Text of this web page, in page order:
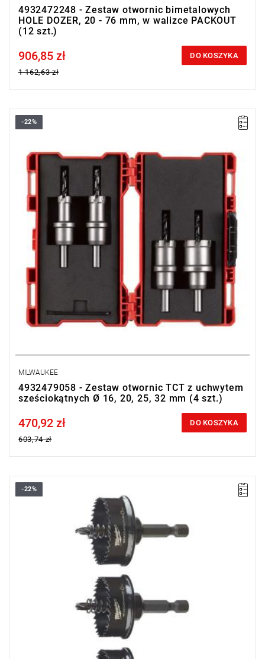
4932472248 - Zestaw otwornic bimetalowych
HOLE DOZER, 20 - 76 mm, w walizce PACKOUT
(12 szt.)
Price tax included
906,85 zł
1 162,63 zł
DO KOSZYKA
Przodujące w swojej klasie otwornice idealne m.in. do stali
-22%
MILWAUKEE
4932479058 - Zestaw otwornic TCT z uchwytem
sześciokątnych Ø 16, 20, 25, 32 mm (4 szt.)
Price tax included
470,92 zł
603,74 zł
DO KOSZYKA
• W zestawie otwornice: Ø 22 - 29 - 35 mm.
-22%